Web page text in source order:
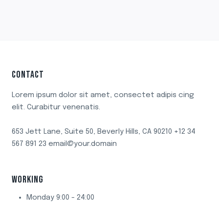
CONTACT
Lorem ipsum dolor sit amet, consectet adipis cing
elit. Curabitur venenatis.
653 Jett Lane, Suite 50, Beverly Hills, CA 90210 +12 34
567 891 23 email@your.domain
WORKING
Monday 9:00 - 24:00